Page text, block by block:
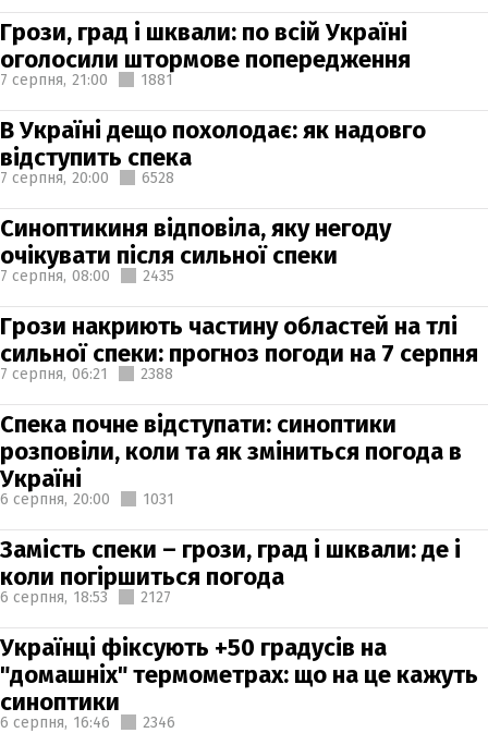
Грози, град і шквали: по всій Україні
оголосили штормове попередження
7 серпня, 21:00 1881
В Україні дещо похолодає: як надовго
відступить спека
7 серпня, 20:00 6528
Синоптикиня відповіла, яку негоду
очікувати після сильної спеки
7 серпня, 08:00 2435
Грози накриють частину областей на тлі
сильної спеки: прогноз погоди на 7 серпня
7 серпня, 06:21 2388
Спека почне відступати: синоптики
розповіли, коли та як зміниться погода в
Україні
6 серпня, 20:00 1031
Замість спеки – грози, град і шквали: де і
коли погіршиться погода
6 серпня, 18:53 2127
Українці фіксують +50 градусів на
"домашніх" термометрах: що на це кажуть
синоптики
6 серпня, 16:46 2346